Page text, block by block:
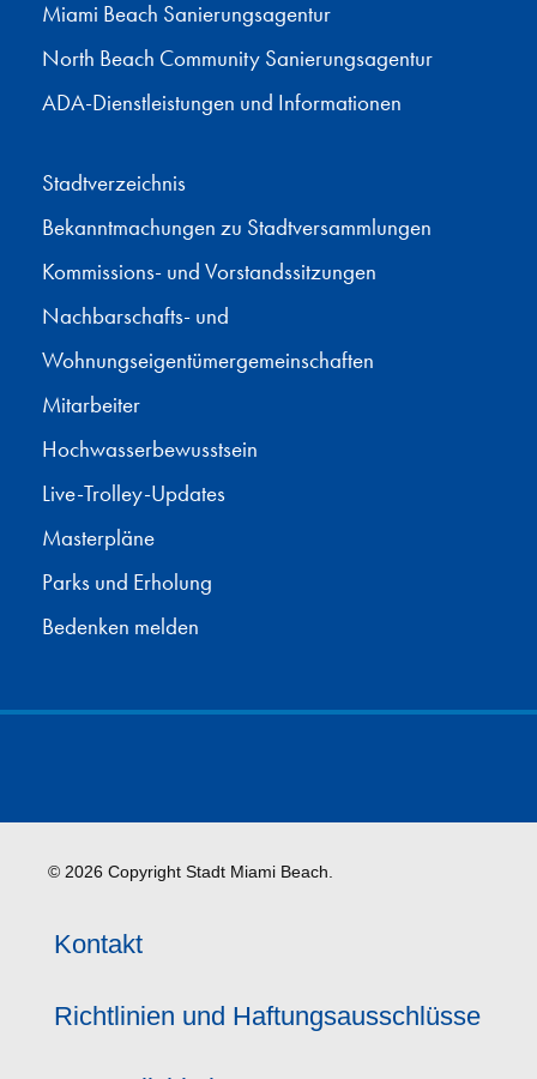
Miami Beach Sanierungsagentur
North Beach Community Sanierungsagentur
ADA-Dienstleistungen und Informationen
Stadtverzeichnis
Bekanntmachungen zu Stadtversammlungen
Kommissions- und Vorstandssitzungen
Nachbarschafts- und
Wohnungseigentümergemeinschaften
Mitarbeiter
Hochwasserbewusstsein
Live-Trolley-Updates
Masterpläne
Parks und Erholung
Bedenken melden
© 2026 Copyright Stadt Miami Beach.
Kontakt
Richtlinien und Haftungsausschlüsse